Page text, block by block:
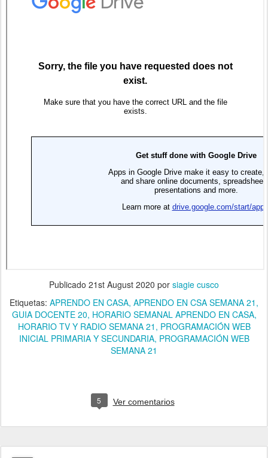
Publicado 21st August 2020 por siagie cusco
Etiquetas: APRENDO EN CASA APRENDO EN CSA SEMANA 21
GUIA DOCENTE 20 HORARIO SEMANAL APRENDO EN CASA
HORARIO TV Y RADIO SEMANA 21 PROGRAMACIÓN WEB
INICIAL PRIMARIA Y SECUNDARIA PROGRAMACIÓN WEB
SEMANA 21
5 Ver comentarios